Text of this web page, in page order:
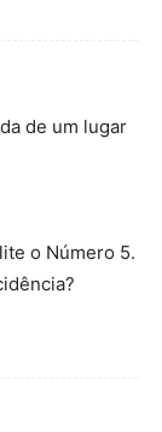
de um lugar
o Número 5.